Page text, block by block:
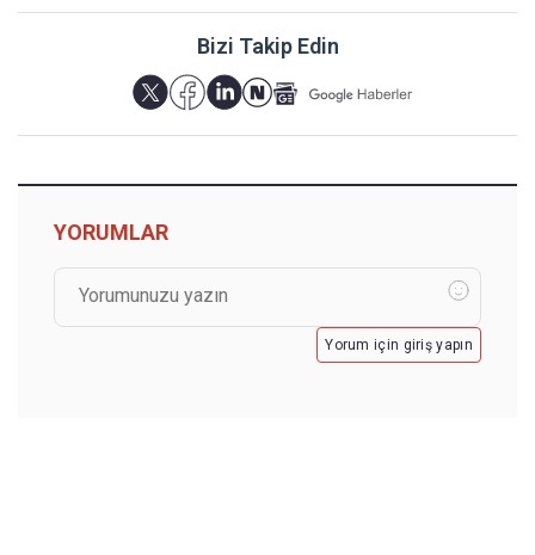
Bizi Takip Edin
YORUMLAR
Yorum için giriş yapın